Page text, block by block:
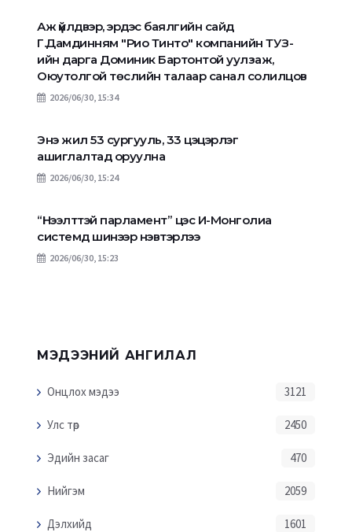
Аж үйлдвэр, эрдэс баялгийн сайд
Г.Дамдинням "Рио Тинто" компанийн ТУЗ-
ийн дарга Доминик Бартонтой уулзаж,
Оюутолгой төслийн талаар санал солилцов
2026/06/30, 15:34
Энэ жил 53 сургууль, 33 цэцэрлэг
ашиглалтад оруулна
2026/06/30, 15:24
“Нээлттэй парламент” цэс И-Монголиа
системд шинээр нэвтэрлээ
2026/06/30, 15:23
МЭДЭЭНИЙ АНГИЛАЛ
Онцлох мэдээ 3121
Улс төр 2450
Эдийн засаг 470
Нийгэм 2059
Дэлхийд 1601